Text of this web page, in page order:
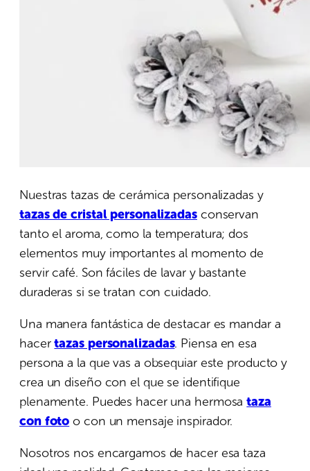
Nuestras tazas de cerámica personalizadas y
tazas de cristal personalizadasconservan
tanto el aroma, como la temperatura; dos
elementos muy importantes al momento de
servir café. Son fáciles de lavar y bastante
duraderas si se tratan con cuidado.
Una manera fantástica de destacar es mandar a
hacertazas personalizadas. Piensa en esa
persona a la que vas a obsequiar este producto y
crea un diseño con el que se identifique
plenamente. Puedes hacer una hermosataza
con foto o con un mensaje inspirador.
Nosotros nos encargamos de hacer esa taza